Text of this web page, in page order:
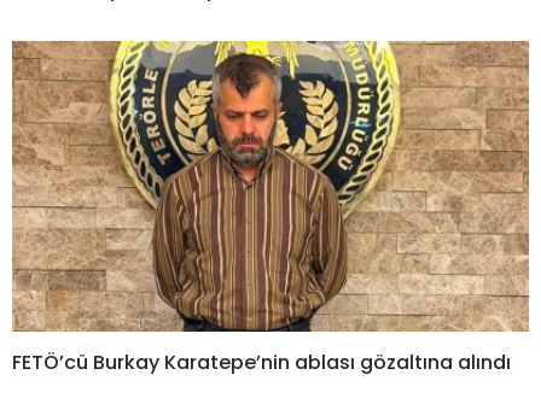
FETÖ’cü Burkay Karatepe’nin ablası gözaltına alındı